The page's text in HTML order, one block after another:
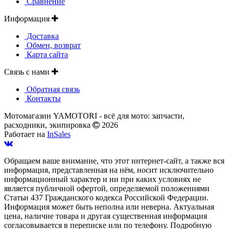
Информация
Доставка
Обмен, возврат
Карта сайта
Связь с нами
Обратная связь
Контакты
Мотомагазин YAMOTORI - всё для мото: запчасти,
расходники, экипировка
2026
Работает на InSales
Обращаем ваше внимание, что этот интернет-сайт, а также вся
информация, представленная на нём, носит исключительно
информационный характер и ни при каких условиях не
является публичной офертой, определяемой положениями
Статьи 437 Гражданского кодекса Российской Федерации.
Информация может быть неполна или неверна. Актуальная
цена, наличие товара и другая существенная информация
согласовывается в переписке или по телефону. Подробную